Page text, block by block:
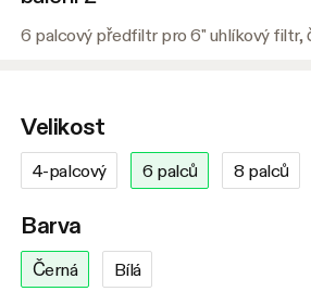
6 palcový předfiltr pro 6" uhlíkový filtr,
Velikost
4-palcový 6 palců 8 palců
Barva
Černá Bílá